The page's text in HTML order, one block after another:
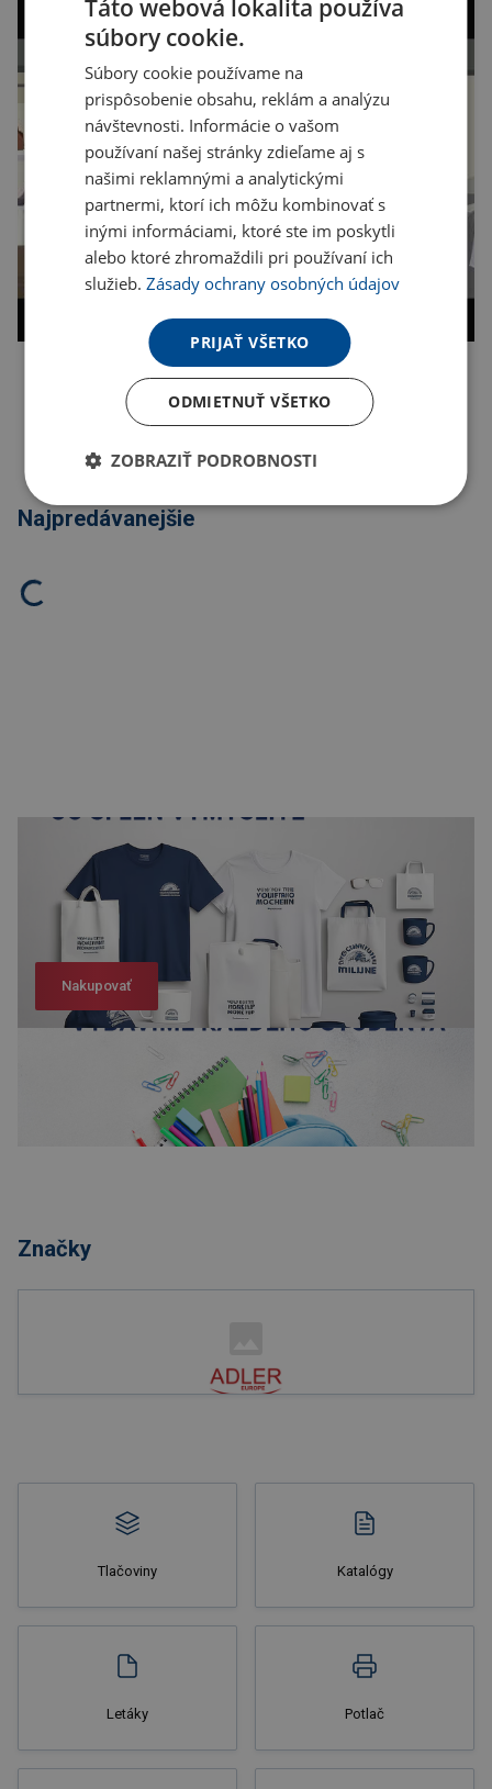
Kopírovať odkaz
Najpredávanejšie
Nakupovať
Značky
Tlačoviny Katalógy
Letáky Potlač
Táto webová lokalita používa
súbory cookie.
Súbory cookie používame na
prispôsobenie obsahu, reklám a analýzu
návštevnosti. Informácie o vašom
používaní našej stránky zdieľame aj s
našimi reklamnými a analytickými
partnermi, ktorí ich môžu kombinovať s
inými informáciami, ktoré ste im poskytli
alebo ktoré zhromaždili pri používaní ich
služieb.Zásady ochrany osobných údajov
PRIJAŤ VŠETKO
ODMIETNUŤ VŠETKO
ZOBRAZIŤ PODROBNOSTI